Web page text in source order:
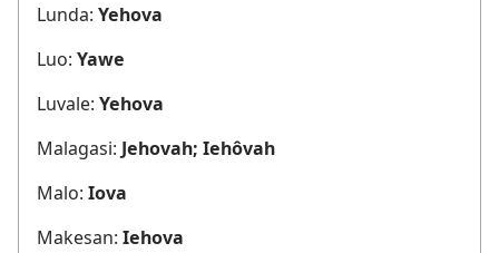
Lunda: Yehova
Luo: Yawe
Luvale: Yehova
Malagasi: Jehovah; Iehôvah
Malo: Iova
Makesan: Iehova